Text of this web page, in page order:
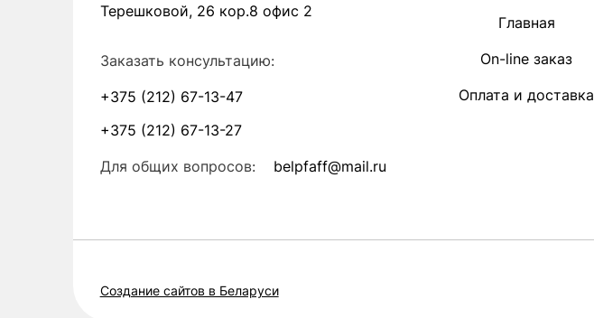
Терешковой, 26 кор.8 офис 2
Заказать консультацию:
+375 (212) 67-13-47
+375 (212) 67-13-27
Для общих вопросов:
belpfaff@mail.ru
Главная
On-line заказ
Оплата и доставка
Создание сайтов в Беларуси